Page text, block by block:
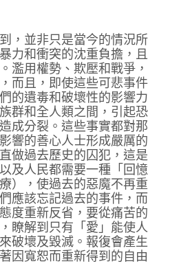
，並非只是當今的情況所
力和衝突的沈重負擔，且
濫用權勢、欺壓和戰爭，
而且，即使這些可悲事件
的遺毒和破壞性的影響力
群和全人類之間，引起恐
成分裂。這些事實都對那
響的善心人士形成嚴厲的
做過去歷史的囚犯，這是
及人民都需要一種「回憶
），使過去的惡魔不再重
應該忘記過去的事件，而
度重新反省，要從痛苦的
瞭解到只有「愛」能使人
破壞及毀滅。報復會產生
因寬恕而重新得到的自由